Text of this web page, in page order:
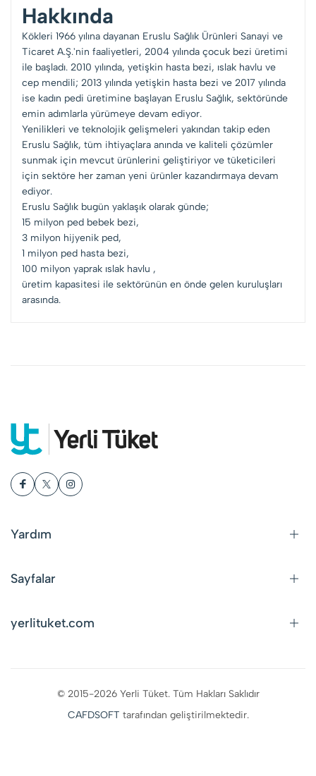
Hakkında
Kökleri 1966 yılına dayanan Eruslu Sağlık Ürünleri Sanayi ve
Ticaret A.Ş.'nin faaliyetleri, 2004 yılında çocuk bezi üretimi
ile başladı. 2010 yılında, yetişkin hasta bezi, ıslak havlu ve
cep mendili; 2013 yılında yetişkin hasta bezi ve 2017 yılında
ise kadın pedi üretimine başlayan Eruslu Sağlık, sektöründe
emin adımlarla yürümeye devam ediyor.
Yenilikleri ve teknolojik gelişmeleri yakından takip eden
Eruslu Sağlık, tüm ihtiyaçlara anında ve kaliteli çözümler
sunmak için mevcut ürünlerini geliştiriyor ve tüketicileri
için sektöre her zaman yeni ürünler kazandırmaya devam
ediyor.
Eruslu Sağlık bugün yaklaşık olarak günde;
15 milyon ped bebek bezi,
3 milyon hijyenik ped,
1 milyon ped hasta bezi,
100 milyon yaprak ıslak havlu ,
üretim kapasitesi ile sektörünün en önde gelen kuruluşları
arasında.
Yardım
Sayfalar
yerlituket.com
© 2015-2026 Yerli Tüket. Tüm Hakları Saklıdır
CAFDSOFT tarafından geliştirilmektedir.